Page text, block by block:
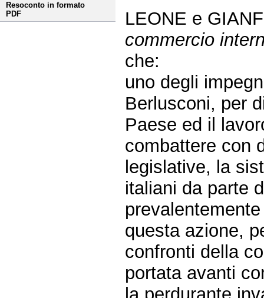
Resoconto in formato
PDF
LEONE e
commercio
che:
uno degli
Berlusconi, per
Paese ed il
combattere con
legislative, la
italiani da parte
questa azione,
confronti della
portata avanti